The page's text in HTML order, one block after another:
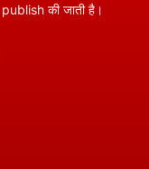
की जाती है।